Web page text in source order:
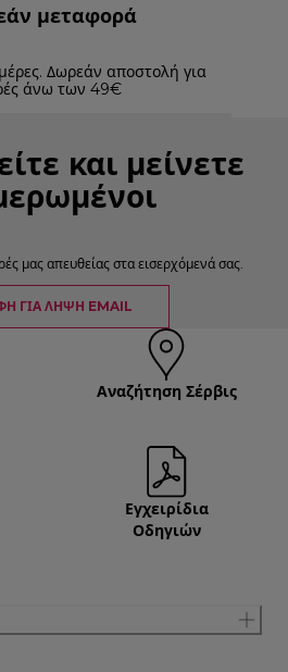
μεταφορά
Δωρεάν αποστολή για
άνω των 49€
και μείνετε
μας απευθείας στα εισερχόμενά σας.
ΓΙΑ ΛΉΨΗ EMAIL
Αναζήτηση Σέρβις
Εγχειρίδια
Οδηγιών